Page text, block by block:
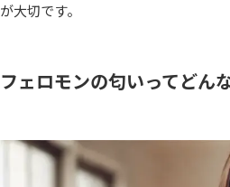
が大切です。
フェロモンの匂いってどん